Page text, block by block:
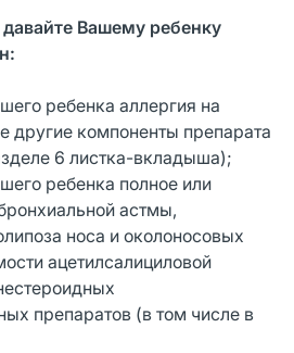
Вашему ребенку
ребенка аллергия на
другие компоненты препарата
6 листка-вкладыша);
ребенка полное или
астмы,
носа и околоносовых
ацетилсалициловой
препаратов (в том числе в